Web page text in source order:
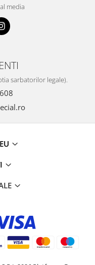
media
sarbatorilor legale).